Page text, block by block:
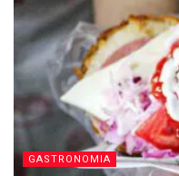
GASTRONOMIA